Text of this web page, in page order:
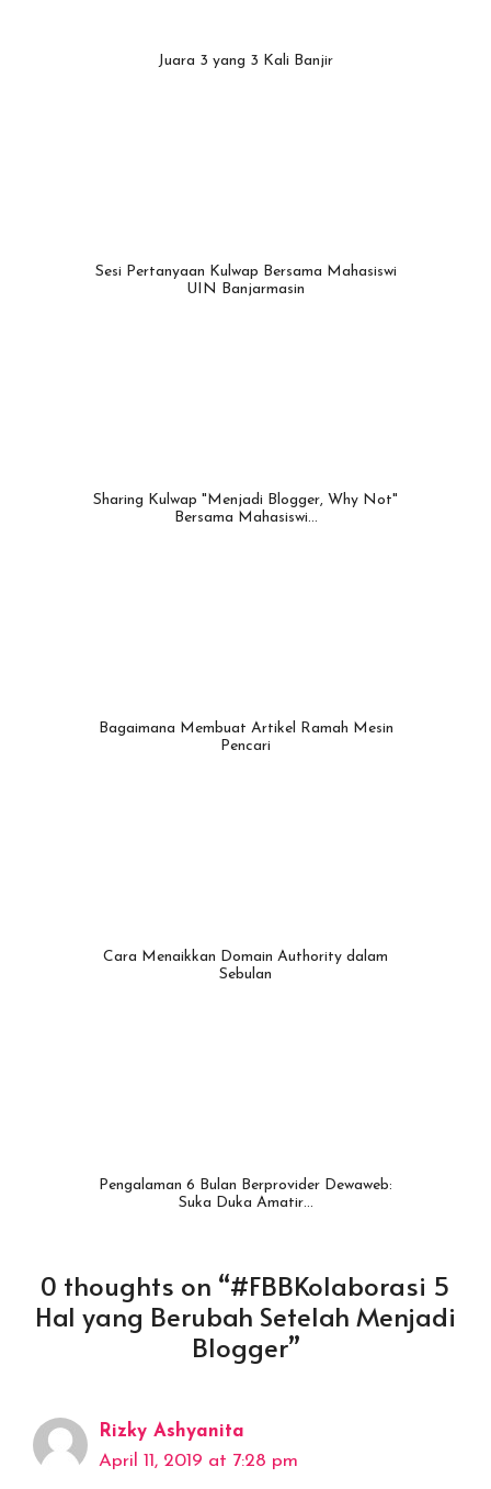
Juara 3 yang 3 Kali Banjir
Sesi Pertanyaan Kulwap Bersama Mahasiswi
UIN Banjarmasin
Sharing Kulwap "Menjadi Blogger, Why Not"
Bersama Mahasiswi…
Bagaimana Membuat Artikel Ramah Mesin
Pencari
Cara Menaikkan Domain Authority dalam
Sebulan
Pengalaman 6 Bulan Berprovider Dewaweb:
Suka Duka Amatir…
0 thoughts on “#FBBKolaborasi 5
Hal yang Berubah Setelah Menjadi
Blogger”
Rizky Ashyanita
April 11, 2019 at 7:28 pm